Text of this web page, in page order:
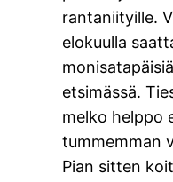
rantaniityille.
elokuulla
etsimässä.
melko helppo
tummemman
Pian sitten